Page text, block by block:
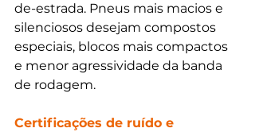
de-estrada. Pneus mais macios e
silenciosos desejam compostos
especiais, blocos mais compactos
e menor agressividade da banda
de rodagem.
Certificações de ruído e